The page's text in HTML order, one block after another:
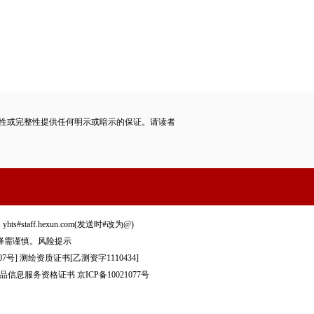
或完整性提供任何明示或暗示的保证。请读者
发送时#改为@)
谨慎。
风险提示
号] 测绘资质证书[乙测资字1110434]
信息服务资格证书 京ICP备10021077号